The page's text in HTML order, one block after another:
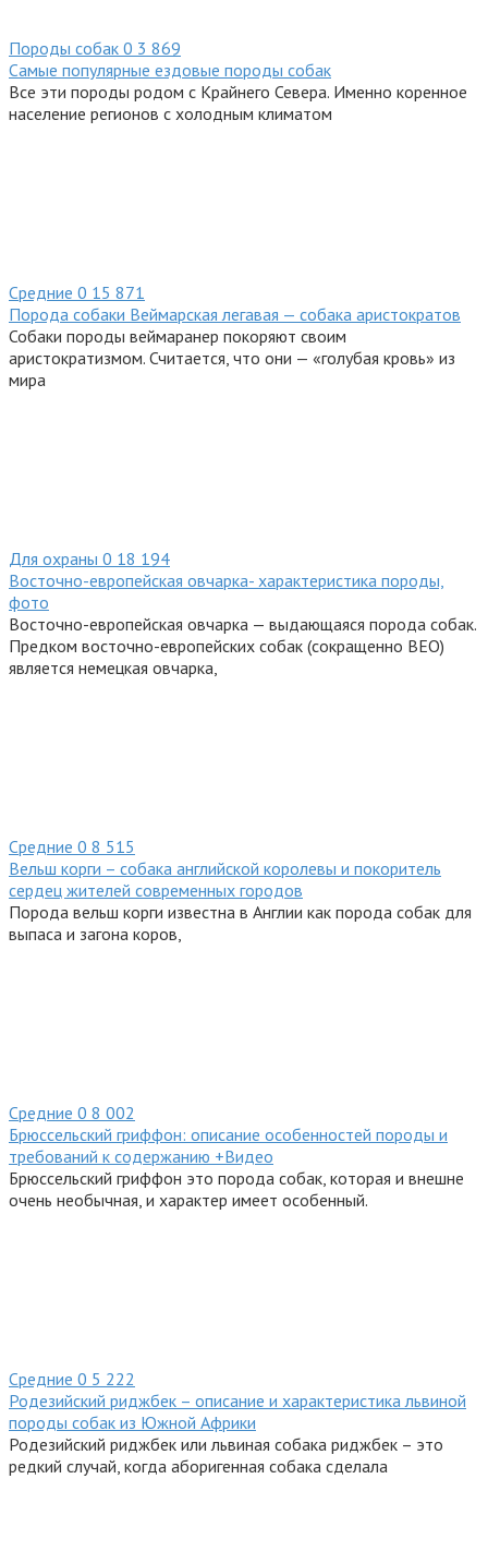
Породы собак 0 3 869
Самые популярные ездовые породы собак
Все эти породы родом с Крайнего Севера. Именно коренное
население регионов с холодным климатом
Средние 0 15 871
Порода собаки Веймарская легавая — собака аристократов
Собаки породы веймаранер покоряют своим
аристократизмом. Считается, что они — «голубая кровь» из
мира
Для охраны 0 18 194
Восточно-европейская овчарка- характеристика породы,
фото
Восточно-европейская овчарка — выдающаяся порода собак.
Предком восточно-европейских собак (сокращенно ВЕО)
является немецкая овчарка,
Средние 0 8 515
Вельш корги – собака английской королевы и покоритель
сердец жителей современных городов
Порода вельш корги известна в Англии как порода собак для
выпаса и загона коров,
Средние 0 8 002
Брюссельский гриффон: описание особенностей породы и
требований к содержанию +Видео
Брюссельский гриффон это порода собак, которая и внешне
очень необычная, и характер имеет особенный.
Средние 0 5 222
Родезийский риджбек – описание и характеристика львиной
породы собак из Южной Африки
Родезийский риджбек или львиная собака риджбек – это
редкий случай, когда аборигенная собака сделала